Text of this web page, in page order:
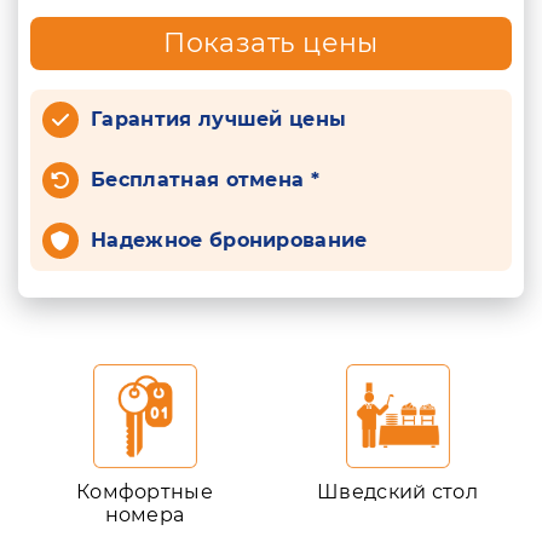
Показать цены
Гарантия лучшей цены
Бесплатная отмена *
Надежное бронирование
Комфортные
номера
Шведский стол